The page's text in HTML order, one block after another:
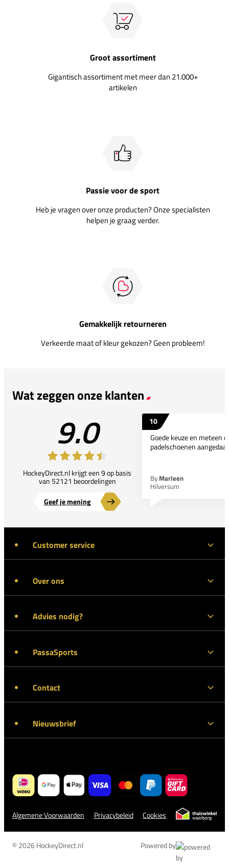
Groot assortiment
Gigantisch assortiment met meer dan 21.000+
artikelen
Passie voor de sport
Heb je vragen over onze producten? Onze specialisten
helpen je graag verder.
Gemakkelijk retourneren
Verkeerde maat of kleur gekozen? Geen probleem!
Wat zeggen onze klanten
9.0
HockeyDirect.nl krijgt een 9 op basis
van 52121 beoordelingen
Geef je mening
10
Goede keuze en meteen
padelschoenen
By Marleen
Hilversum
Customer service
Over ons
Advies nodig?
PassaSports
Contact
Nieuwsbrief
Algemene Voorwaarden Privacybeleid Cookies
© 2026 HockeyDirect.nl Powered by